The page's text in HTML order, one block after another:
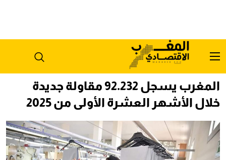
المغرب يسجل 92.232 مقاولة جديدة
خلال الأشهر العشرة الأولى من 2025